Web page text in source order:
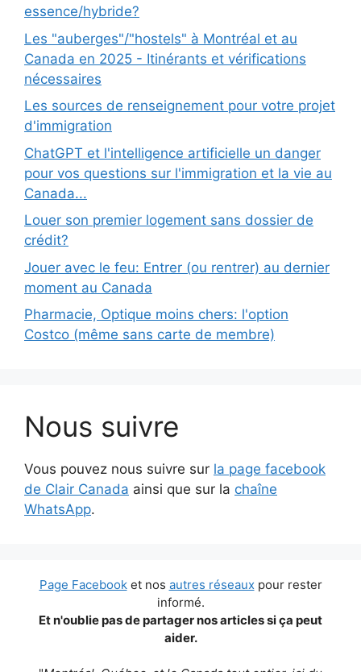
essence/hybride?
Les "auberges"/"hostels" à Montréal et au
Canada en 2025 - Itinérants et vérifications
nécessaires
Les sources de renseignement pour votre projet
d'immigration
ChatGPT et l'intelligence artificielle un danger
pour vos questions sur l'immigration et la vie au
Canada...
Louer son premier logement sans dossier de
crédit?
Jouer avec le feu: Entrer (ou rentrer) au dernier
moment au Canada
Pharmacie, Optique moins chers: l'option
Costco (même sans carte de membre)
Nous suivre
Vous pouvez nous suivre sur la page facebook
de Clair Canada ainsi que sur la chaîne
WhatsApp.
Page Facebooket nos autres réseauxpour rester
informé.
Et n'oublie pas de partager nos articles si ça peut
aider.